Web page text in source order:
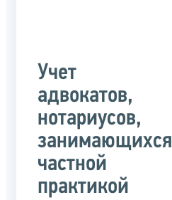
Учет
адвокатов,
нотариусов,
занимающихся
частной
практикой